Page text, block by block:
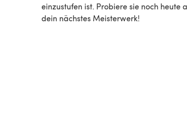
einzustufen ist. Probiere sie noch heute
dein nächstes Meisterwerk!